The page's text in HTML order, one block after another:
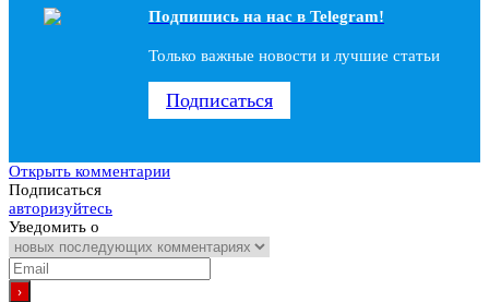
Подпишись на наc в Telegram!
Только важные новости и лучшие статьи
Подписаться
Открыть комментарии
Подписаться
авторизуйтесь
Уведомить о